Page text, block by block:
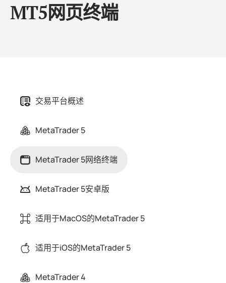
促销活动
MT5网页终端
交易平台概述
MetaTrader 5
MetaTrader 5网络终端
MetaTrader 5安卓版
适用于MacOS的MetaTrader 5
适用于iOS的MetaTrader 5
MetaTrader 4